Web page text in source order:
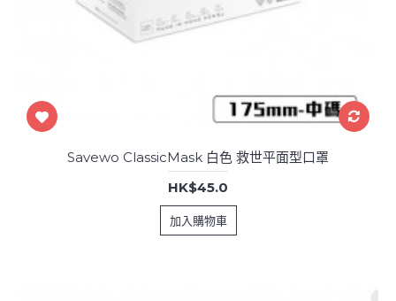
Savewo ClassicMask 白色 救世平面型口罩
HK$45.0
加入購物車